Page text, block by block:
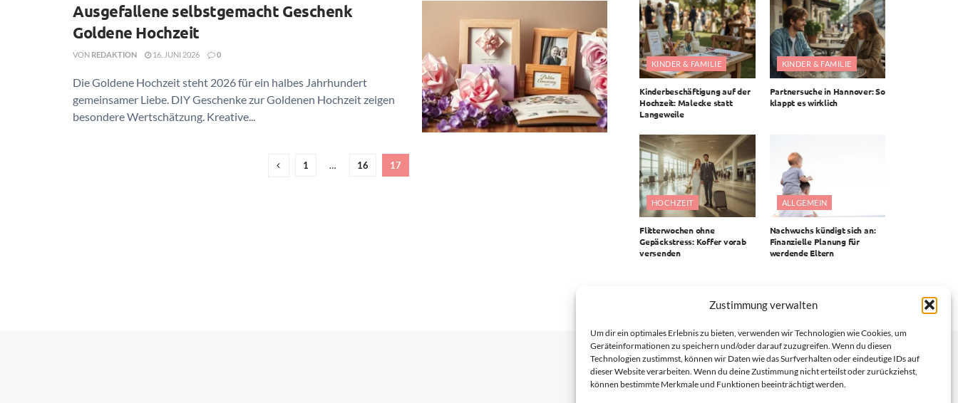
Zustimmung verwalten
Um dir ein optimales Erlebnis zu bieten, verwenden wir Technologien wie Cookies, um
Geräteinformationen zu speichern und/oder darauf zuzugreifen. Wenn du diesen
Technologien zustimmst, können wir Daten wie das Surfverhalten oder eindeutige IDs auf
dieser Website verarbeiten. Wenn du deine Zustimmung nicht erteilst oder zurückziehst,
können bestimmte Merkmale und Funktionen beeinträchtigt werden.
Ausgefallene selbstgemacht Geschenk
Goldene Hochzeit
VON REDAKTION 16. JUNI 2026 0
Die Goldene Hochzeit steht 2026 für ein halbes Jahrhundert
gemeinsamer Liebe. DIY Geschenke zur Goldenen Hochzeit zeigen
besondere Wertschätzung. Kreative...
1 … 16 17
KINDER & FAMILIE
Kinderbeschäftigung auf der
Hochzeit: Malecke statt
Langeweile
KINDER & FAMILIE
Partnersuche in Hannover: So
klappt es wirklich
HOCHZEIT
Flitterwochen ohne
Gepäckstress: Koffer vorab
versenden
ALLGEMEIN
Nachwuchs kündigt sich an:
Finanzielle Planung für
werdende Eltern